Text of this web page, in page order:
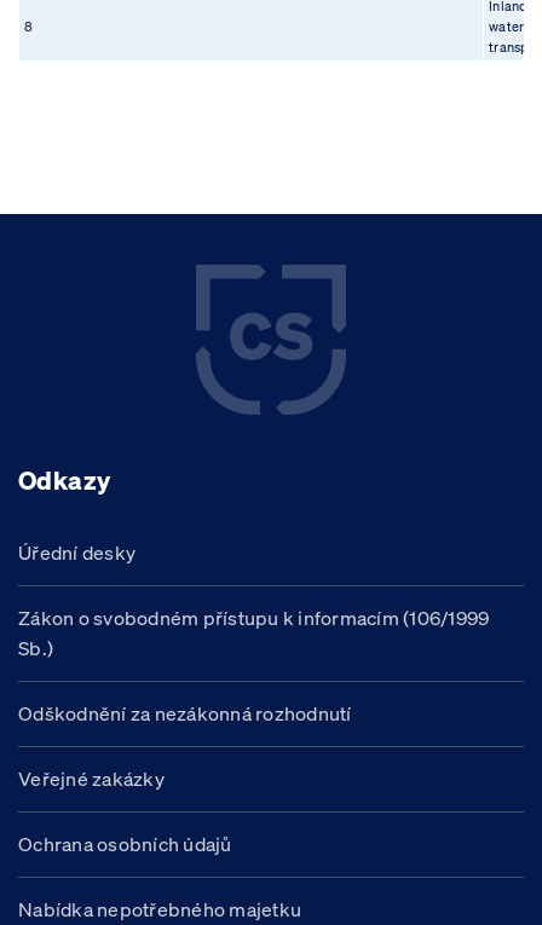
8
Inland
Odkazy
Úřední desky
Zákon o svobodném přístupu k informacím (106/1999
Sb.)
Odškodnění za nezákonná rozhodnutí
Veřejné zakázky
Ochrana osobních údajů
Nabídka nepotřebného majetku